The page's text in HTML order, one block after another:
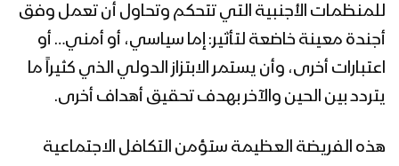
للمنظمات الأجنبية التي تتحكم وتحاول أن تعمل وفق
أجندة معينة خاضعة لتأثير: إما سياسي، أو أمني… أو
اعتبارات أخرى، وأن يستمر الابتزاز الدولي الذي كثيراً ما
يتردد بين الحين والآخر بهدف تحقيق أهداف أخرى.
هذه الفريضة العظيمة ستؤمن التكافل الاجتماعية